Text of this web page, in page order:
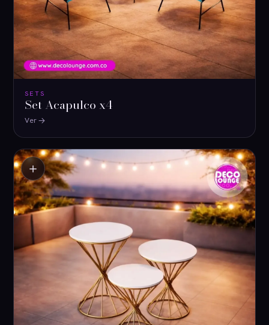
SETS
Set Acapulco x4
Ver
＋